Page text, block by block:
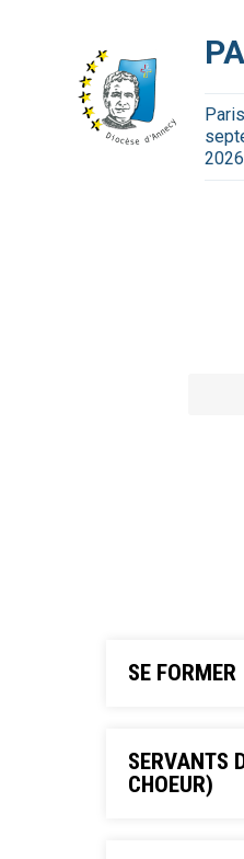
Paris
2026
SE FORMER
SERVANTS
CHOEUR)